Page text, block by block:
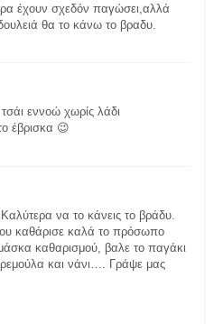
έχουν σχεδόν παγώσει,αλλά
θα το κάνω το βραδυ.
εννοώ χωρίς λάδι
έβρισκα 😉
να το κάνεις το βράδυ.
καθάρισε καλά το πρόσωπο
καθαρισμού, βαλε το παγάκι
και νάνι…. Γράψε μας